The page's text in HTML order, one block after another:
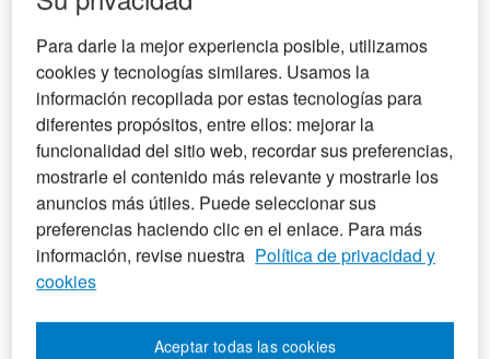
serte de utilidad en la
te relacionamos algunos de los artículos más consultados
y que pueden resultar de tu interés.
Estaimagenesinteractiva, no se puede visualizar con
Internet Explorer.Te recomendamos verlo desde otro
navegador(Chrome, Edge, Firefox…). Si quieres ver el
contenido en detalle,haz clic sobre ella.
Para darle la mejor experiencia posible, utilizamos
cookies y tecnologías similares. Usamos la
información recopilada por estas tecnologías para
diferentes propósitos, entre ellos: mejorar la
funcionalidad del sitio web, recordar sus preferencias,
mostrarle el contenido más relevante y mostrarle los
anuncios más útiles. Puede seleccionar sus
preferencias haciendo clic en el enlace. Para más
información, revise nuestra Política de privacidad y
cookies
Aceptar todas las cookies